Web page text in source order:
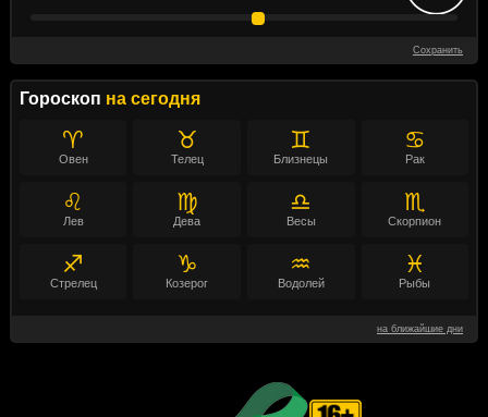
Сохранить
Гороскоп на сегодня
♈
Овен
♉
Телец
♊
Близнецы
♋
Рак
♌
Лев
♍
Дева
♎
Весы
♏
Скорпион
♐
Стрелец
♑
Козерог
♒
Водолей
♓
Рыбы
на ближайшие дни